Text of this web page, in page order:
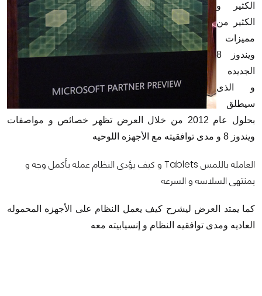
الكثير و
الكثير من
مميزات
ويندوز 8
الجديده
و الذى
سيطلق
بحلول عام 2012 من خلال العرض تظهر خصائص و مواصفات
ويندوز 8 و مدى توافقيته مع الأجهزه اللوحيه
العامله باللمس Tablets و كيف يؤدى النظام عمله بأكمل وجه و
بمنتهى السلاسه و السرعه
كما يمتد العرض ليشرح كيف يعمل النظام على الأجهزه المحموله
العاديه ومدى توافقيه النظام و إنسيابيته معه